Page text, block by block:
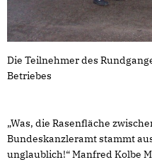
Die Teilnehmer des
Betriebes
Was, die Rasenfläche
Bundeskanzleramt stammt
unglaublich!“ Manfred Kolbe